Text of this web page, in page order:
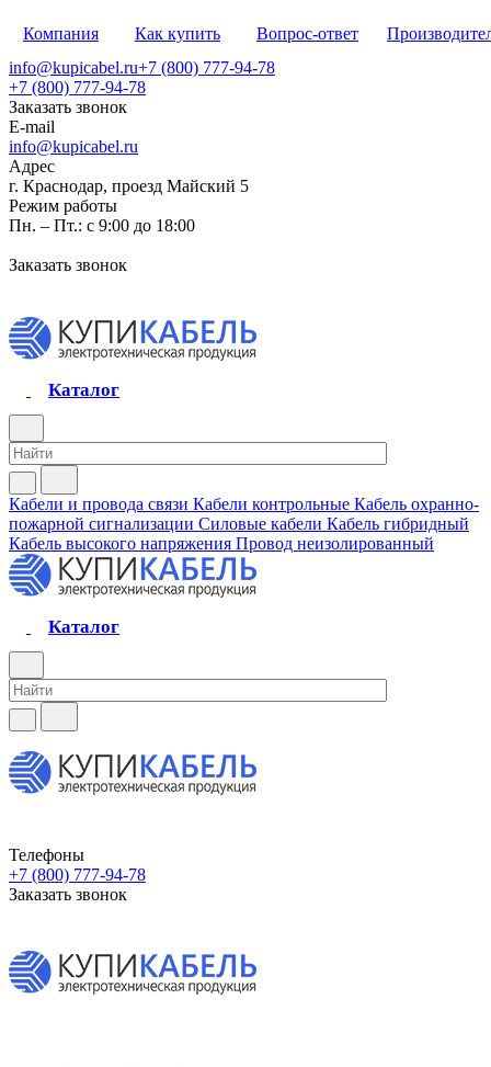
Компания Как купить Вопрос-ответ
info@kupicabel.ru+7 (800) 777-94-78
+7 (800) 777-94-78
Заказать звонок
E-mail
info@kupicabel.ru
Адрес
г. Краснодар, проезд Майский 5
Режим работы
Пн. – Пт.: с 9:00 до 18:00
Заказать звонок
Каталог
Кабели и провода связи Кабели контрольные Кабель охранно-
пожарной сигнализации Силовые кабели Кабель гибридный
Кабель высокого напряжения Провод неизолированный
Каталог
Телефоны
+7 (800) 777-94-78
Заказать звонок